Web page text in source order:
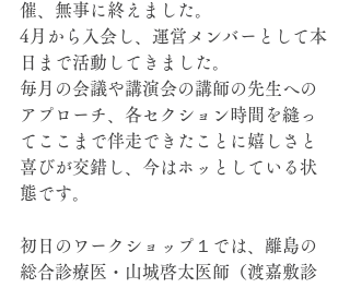
催、無事に終えました。
4月から入会し、運営メンバーとして本
日まで活動してきました。
毎月の会議や講演会の講師の先生への
アプローチ、各セクション時間を縫っ
てここまで伴走できたことに嬉しさと
喜びが交錯し、今はホッとしている状
態です。
初日のワークショップ１では、離島の
総合診療医・山城啓太医師（渡嘉敷診